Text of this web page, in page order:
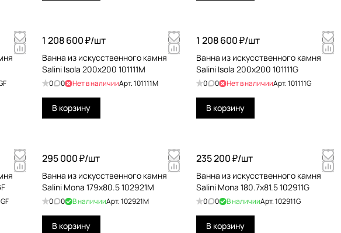
1 208 600 ₽/шт
Ванна из искусственного камня
Salini Isola 200x200 101111M
0 0 Нет в наличииАрт.101111M
В корзину
1 208 600 ₽/шт
Ванна из искусственного камня
Salini Isola 200x200 101111G
0 0 Нет в наличииАрт.101111G
В корзину
295 000 ₽/шт
Ванна из искусственного камня
Salini Mona 179x80.5 102921M
0 0 В наличииАрт.102921M
В корзину
235 200 ₽/шт
Ванна из искусственного камня
Salini Mona 180.7x81.5 102911G
0 0 В наличииАрт.102911G
В корзину